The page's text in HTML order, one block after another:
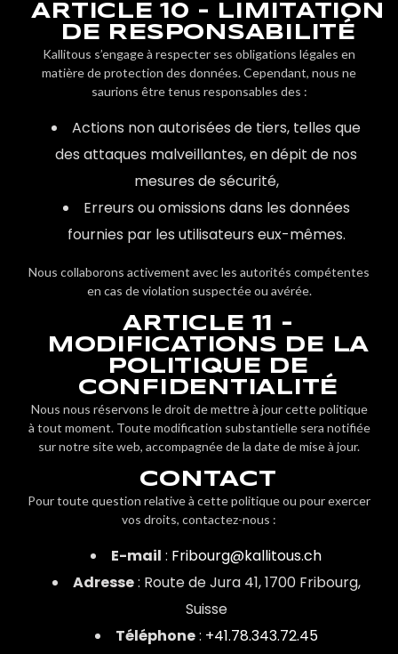
ARTICLE 10 - LIMITATION
DE RESPONSABILITÉ
Kallitous s’engage à respecter ses obligations légales en
matière de protection des données. Cependant, nous ne
saurions être tenus responsables des :
Actions non autorisées de tiers, telles que
des attaques malveillantes, en dépit de nos
mesures de sécurité,
Erreurs ou omissions dans les données
fournies par les utilisateurs eux-mêmes.
Nous collaborons activement avec les autorités compétentes
en cas de violation suspectée ou avérée.
ARTICLE 11 -
MODIFICATIONS DE LA
POLITIQUE DE
CONFIDENTIALITÉ
Nous nous réservons le droit de mettre à jour cette politique
à tout moment. Toute modification substantielle sera notifiée
sur notre site web, accompagnée de la date de mise à jour.
CONTACT
Pour toute question relative à cette politique ou pour exercer
vos droits, contactez-nous :
E-mail : Fribourg@kallitous.ch
Adresse: Route de Jura 41, 1700 Fribourg,
Suisse
Téléphone: +41.78.343.72.45